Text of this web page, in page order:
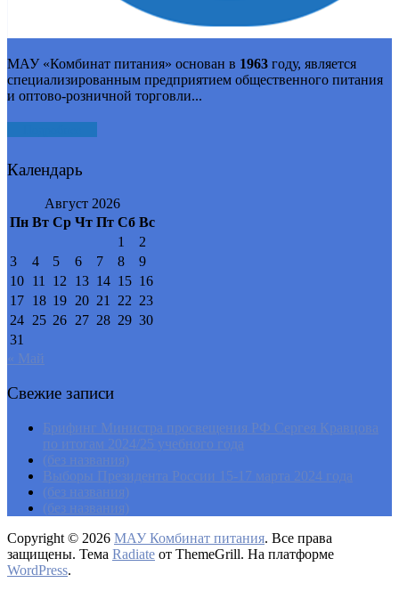
МАУ «Комбинат питания» основан в 1963 году, является
специализированным предприятием общественного питания
и оптово-розничной торговли...
Календарь
Август 2026
Пн Вт Ср Чт Пт Сб Вс
1
2
3
4 5 6 7 8
9
10 11 12 13 14 15 16
17 18 19 20 21 22 23
24 25 26 27 28 29 30
31
« Май
Свежие записи
Брифинг Министра просвещения РФ Сергея Кравцова
по итогам 2024/25 учебного года
(без названия)
Выборы Президента России 15-17 марта 2024 года
(без названия)
(без названия)
Copyright © 2026 МАУ Комбинат питания. Все права
защищены. Тема Radiate от ThemeGrill. На платформе
WordPress.